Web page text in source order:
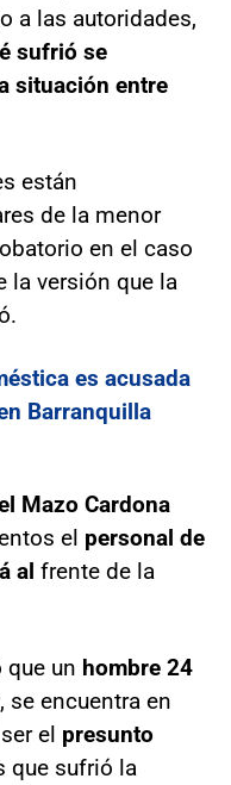
a las autoridades,
sufrió se
situación entre
están
de la menor
en el caso
la versión que la
es acusada
Barranquilla
Mazo Cardona
el personal de
al frente de la
que un hombre 24
, se encuentra en
el presunto
que sufrió la